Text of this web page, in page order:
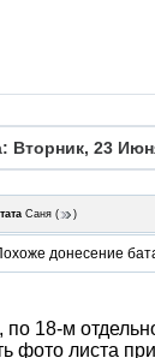
Вторник, 23
Саня ( )
донесение
по 18-м
фото листа